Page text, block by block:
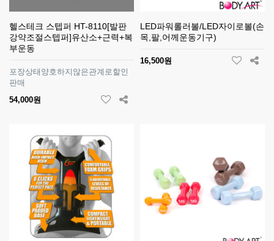
헬스테크 스텝퍼 HT-8110[발판
강약조절스텝퍼]유산소+근력+복
부운동
포장상태양호하지않은관계로할인
판매
54,000원
LED파워롤러볼/LED자이로볼(손
목,팔,어께운동기구)
16,500원